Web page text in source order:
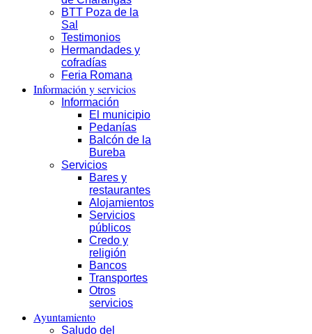
BTT Poza de la
Sal
Testimonios
Hermandades y
cofradías
Feria Romana
Información y servicios
Información
El municipio
Pedanías
Balcón de la
Bureba
Servicios
Bares y
restaurantes
Alojamientos
Servicios
públicos
Credo y
religión
Bancos
Transportes
Otros
servicios
Ayuntamiento
Saludo del